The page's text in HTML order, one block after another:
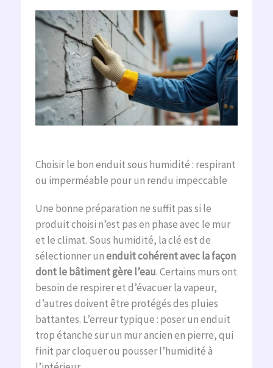
Choisir le bon enduit sous humidité : respirant
ou imperméable pour un rendu impeccable
Une bonne préparation ne suffit pas si le
produit choisi n’est pas en phase avec le mur
et le climat. Sous humidité, la clé est de
sélectionner unenduit cohérent avec la façon
dont le bâtiment gère l’eau. Certains murs ont
besoin de respirer et d’évacuer la vapeur,
d’autres doivent être protégés des pluies
battantes. L’erreur typique : poser un enduit
trop étanche sur un mur ancien en pierre, qui
finit par cloquer ou pousser l’humidité à